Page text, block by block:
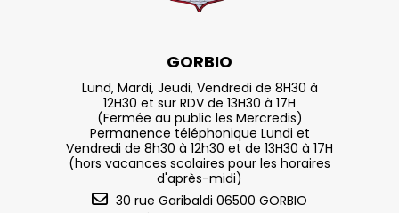
GORBIO
Lund, Mardi, Jeudi, Vendredi de 8H30 à
12H30 et sur RDV de 13H30 à 17H
(Fermée au public les Mercredis)
Permanence téléphonique Lundi et
Vendredi de 8h30 à 12h30 et de 13H30 à 17H
(hors vacances scolaires pour les horaires
d'après-midi)
30 rue Garibaldi 06500 GORBIO